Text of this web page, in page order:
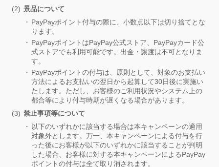
景品について
PayPayポイント付与の際に、小数点以下は切り捨てとな
ります。
PayPayポイントはPayPay公式ストア、PayPayカード公
式ストアでも利用可能です。出金・譲渡は不可となりま
す。
PayPayポイントの付与は、原則として、対象のお支払い
方法によるお支払いの翌日から起算して30日後に実施い
たします。ただし、お客様のご利用状況やシステム上の
都合等により付与時期が遅くなる場合があります。
禁止事項等について
以下のいずれかに該当する場合は本キャンペーンの適用
対象外とします。万一、本キャンペーンによる付与を行
った後にお客様が以下のいずれかに該当することが判明
した場合、お客様に対する本キャンペーンによるPayPay
ポイントの付与は全て取り消されます。